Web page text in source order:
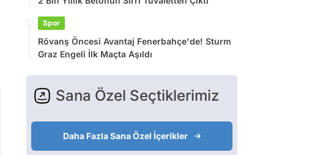
Spor
Rövanş Öncesi Avantaj Fenerbahçe'de! Sturm
Graz Engeli İlk Maçta Aşıldı
Sana Özel Seçtiklerimiz
Daha Fazla Sana Özel İçerikler